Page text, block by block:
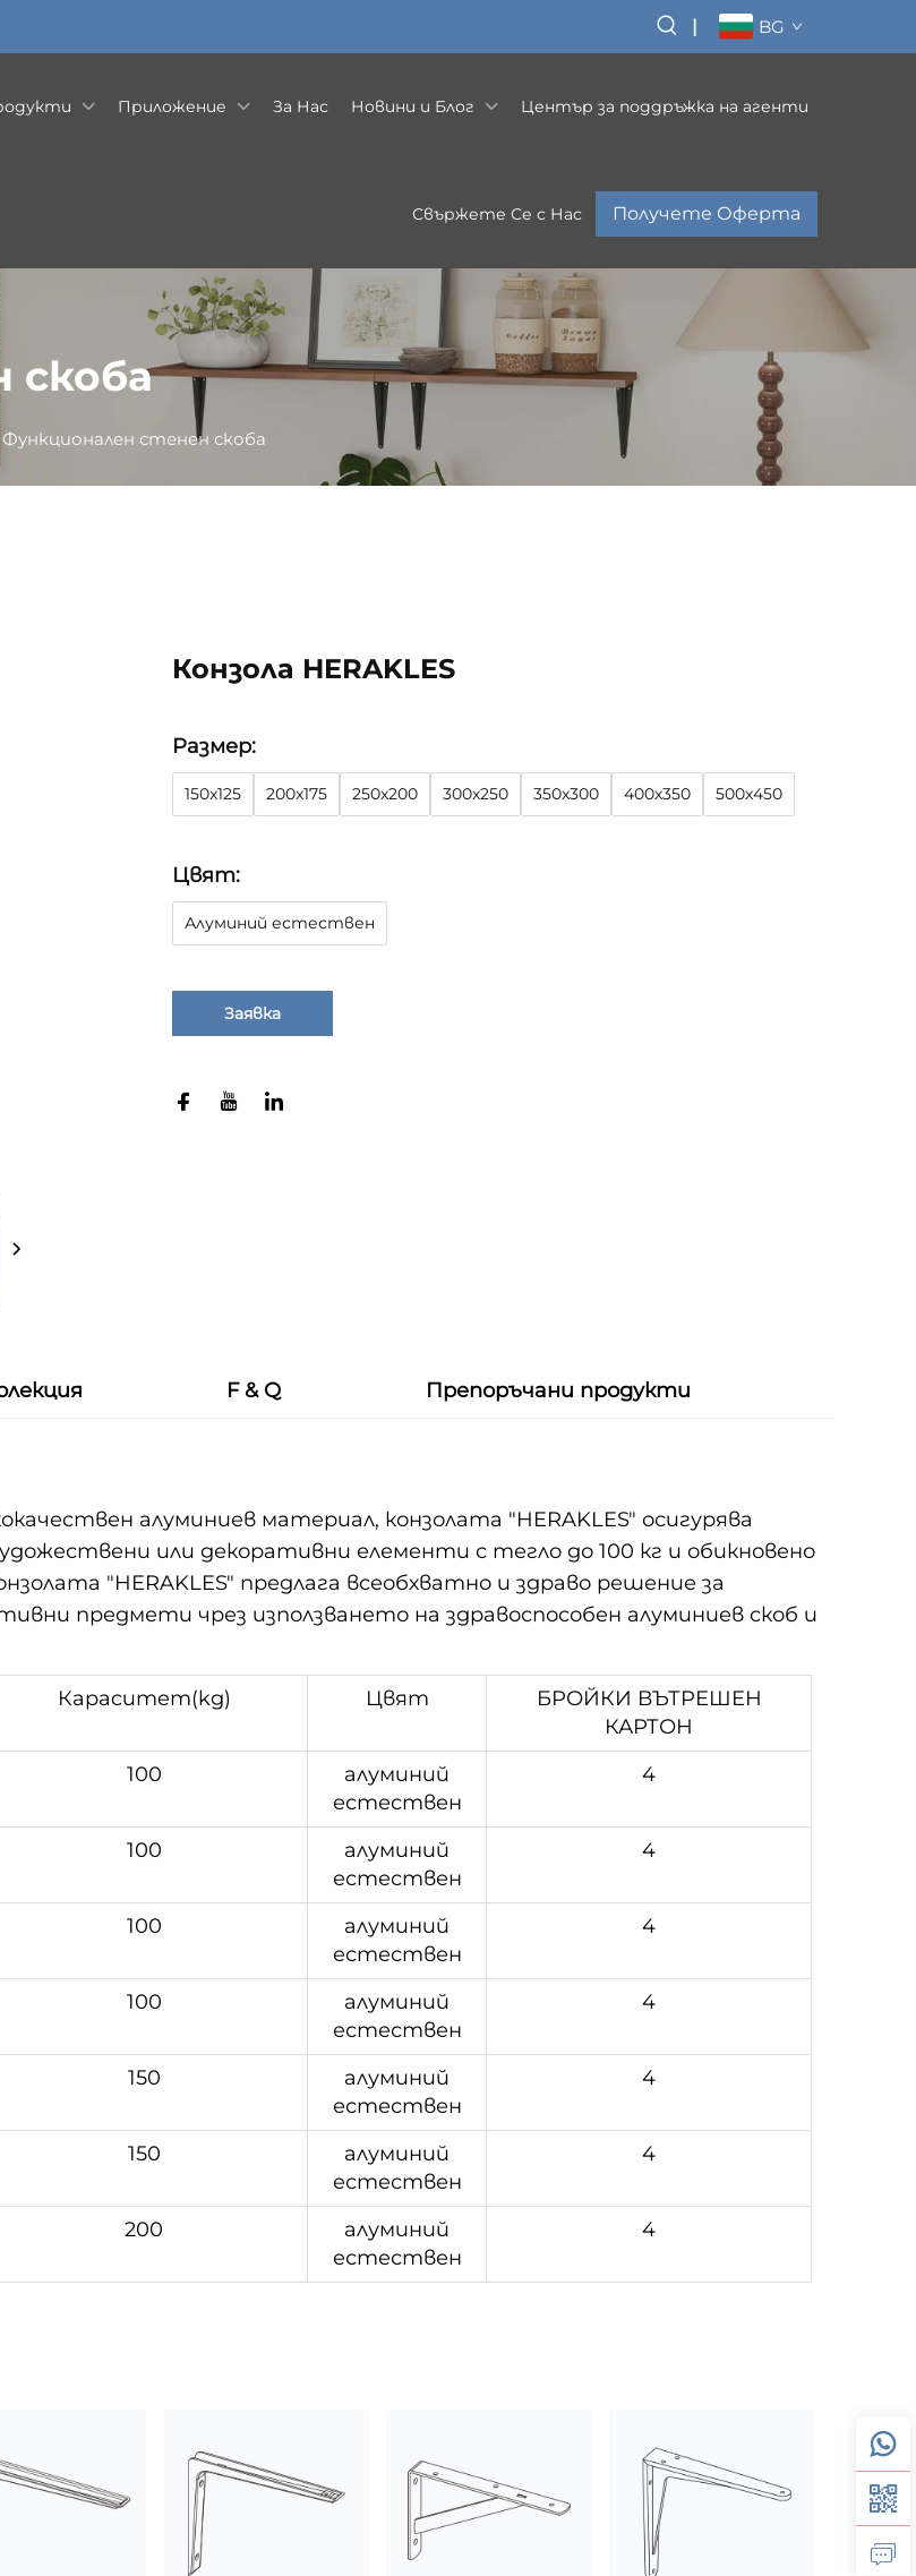
| BG
Приложение За Нас Новини и Блог Център за поддръжка на агенти
Свържете Се с Нас Получете Оферта
скоба
Функционален стенен скоба
Конзола HERAKLES
Размер:
150x125 200x175 250x200 300x250 350x300 400x350 500x450
Цвят:
Алуминий естествен
Заявка
F & Q Препоръчани продукти
алуминиев материал, конзолата "HERAKLES" осигурява
или декоративни елементи с тегло до 100 кг и обикновено
"HERAKLES" предлага всеобхватно и здраво решение за
предмети чрез използването на здравоспособен алуминиев скоб и
Кapacитeт(kg) Цвят
БРОЙКИ ВЪТРЕШЕН
КАРТОН
100
алуминий
естествен
4
100
алуминий
естествен
4
100
алуминий
естествен
4
100
алуминий
естествен
4
150
алуминий
естествен
4
150
алуминий
естествен
4
200
алуминий
естествен
4